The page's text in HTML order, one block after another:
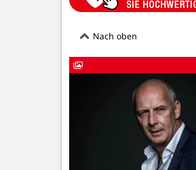
Nach oben